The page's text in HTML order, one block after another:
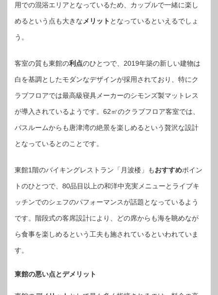
用での混浴エリアとなっているため、カップルで一緒に楽し
めるという点も大きな メリット となっているといえるでしょ
う。
客室の質も東館の利点のひとつで、2019年築の新しい建物は
白を基調としたモダンなデザインが採用されており、特にク
ラブフロアでは最高級寝具メーカーのシモンズ製マットレス
が導入されているようです。62㎡のクラブフロア客室では、
バスルームからも唐津湾の絶景を楽しめるという贅沢な設計
となっているとのことです。
東館1階のバイキングレストラン「月波楼」もおすすめポイン
トのひとつで、80品目以上の和洋中充実メニューとライブキ
ッチンでのシェフのパフォーマンスが話題となっているよう
です。階段式の客席設計により、どの席からも海を眺めなが
ら食事を楽しめるという工夫も施されているといわれていま
す。
東館の悪い点とデメリット